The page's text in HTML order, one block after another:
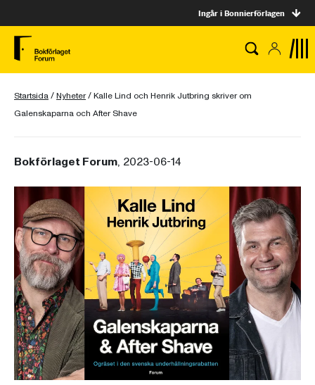
Ingår i Bonnierförlagen
Startsida/Nyheter/Kalle Lind och Henrik Jutbring skriver om
Galenskaparna och After Shave
Bokförlaget Forum, 2023-06-14